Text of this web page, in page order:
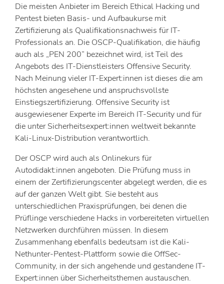
Die meisten Anbieter im Bereich Ethical Hacking und
Pentest bieten Basis- und Aufbaukurse mit
Zertifizierung als Qualifikationsnachweis für IT-
Professionals an. Die OSCP-Qualifikation, die häufig
auch als „PEN 200” bezeichnet wird, ist Teil des
Angebots des IT-Dienstleisters Offensive Security.
Nach Meinung vieler IT-Expert:innen ist dieses die am
höchsten angesehene und anspruchsvollste
Einstiegszertifizierung. Offensive Security ist
ausgewiesener Experte im Bereich IT-Security und für
die unter Sicherheitsexpert:innen weltweit bekannte
Kali-Linux-Distribution verantwortlich.
Der OSCP wird auch als Onlinekurs für
Autodidakt:innen angeboten. Die Prüfung muss in
einem der Zertifizierungscenter abgelegt werden, die es
auf der ganzen Welt gibt. Sie besteht aus
unterschiedlichen Praxisprüfungen, bei denen die
Prüflinge verschiedene Hacks in vorbereiteten virtuellen
Netzwerken durchführen müssen. In diesem
Zusammenhang ebenfalls bedeutsam ist die Kali-
Nethunter-Pentest-Plattform sowie die OffSec-
Community, in der sich angehende und gestandene IT-
Expert:innen über Sicherheitsthemen austauschen.